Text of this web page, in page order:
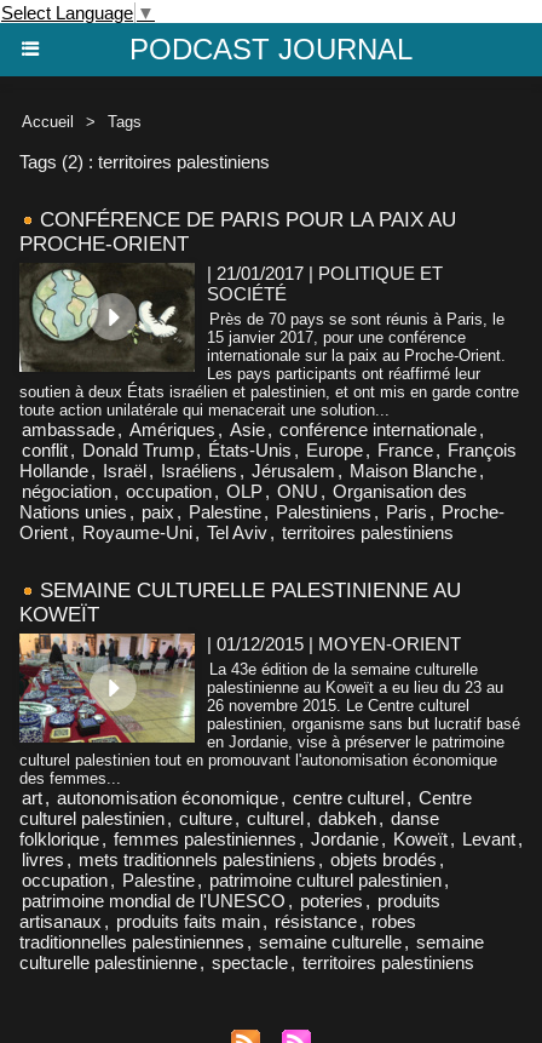
Select Language ▼
PODCAST JOURNAL
Accueil > Tags
Tags (2) : territoires palestiniens
CONFÉRENCE DE PARIS POUR LA PAIX AU
PROCHE-ORIENT
| 21/01/2017 | POLITIQUE ET
SOCIÉTÉ
Près de 70 pays se sont réunis à Paris, le
15 janvier 2017, pour une conférence
internationale sur la paix au Proche-Orient.
Les pays participants ont réaffirmé leur
soutien à deux États israélien et palestinien, et ont mis en garde contre
toute action unilatérale qui menacerait une solution...
ambassade, Amériques , Asie, conférence internationale,
conflit, Donald Trump, États-Unis , Europe, France, François
Hollande, Israël, Israéliens , Jérusalem , Maison Blanche,
négociation, occupation, OLP, ONU , Organisation des
Nations unies , paix , Palestine, Palestiniens , Paris , Proche-
Orient, Royaume-Uni, Tel Aviv, territoires palestiniens
SEMAINE CULTURELLE PALESTINIENNE AU
KOWEÏT
| 01/12/2015 | MOYEN-ORIENT
La 43e édition de la semaine culturelle
palestinienne au Koweït a eu lieu du 23 au
26 novembre 2015. Le Centre culturel
palestinien, organisme sans but lucratif basé
en Jordanie, vise à préserver le patrimoine
culturel palestinien tout en promouvant l'autonomisation économique
des femmes...
art, autonomisation économique, centre culturel, Centre
culturel palestinien, culture, culturel, dabkeh, danse
folklorique, femmes palestiniennes , Jordanie, Koweït, Levant,
livres , mets traditionnels palestiniens , objets brodés ,
occupation, Palestine, patrimoine culturel palestinien,
patrimoine mondial de l'UNESCO , poteries , produits
artisanaux , produits faits main, résistance, robes
traditionnelles palestiniennes , semaine culturelle, semaine
culturelle palestinienne, spectacle, territoires palestiniens